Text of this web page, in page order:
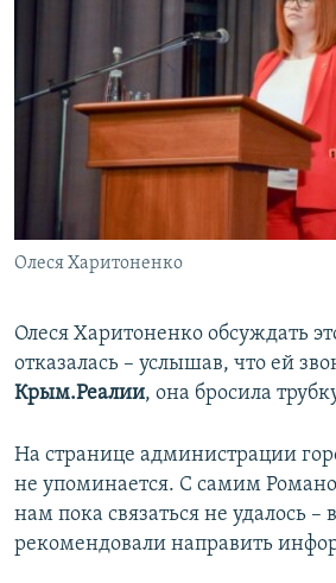
Олеся Харитоненко
Олеся Харитоненко обсуждать
отказалась – услышав, что ей
Крым.Реалии, она бросила
На странице администрации
не упоминается. С самим
нам пока связаться не удалось
рекомендовали направить